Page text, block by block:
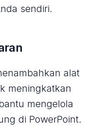
sendiri.
alat
meningkatkan
mengelola
di PowerPoint.